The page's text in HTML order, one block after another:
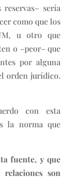
sería
como que los
u otro que
o –peor– que
por alguna
orden jurídico.
con esta
la norma que
fuente, y que
son